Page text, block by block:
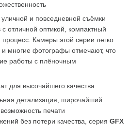
уличной и повседневной съёмки
отличной оптикой, компактный
Камеры этой серии легко
и многие фотографы отмечают, что
работы с плёночным
для высочайшего качества
детализация, широчайший
печати
без потери качества, серия GFX